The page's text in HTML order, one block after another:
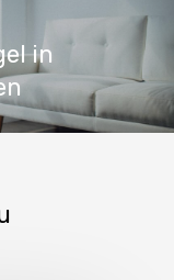
in